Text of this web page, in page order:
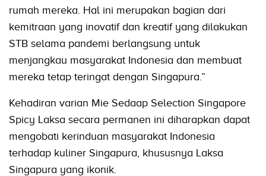
rumah mereka. Hal ini merupakan bagian dari
kemitraan yang inovatif dan kreatif yang dilakukan
STB selama pandemi berlangsung untuk
menjangkau masyarakat Indonesia dan membuat
mereka tetap teringat dengan Singapura.”
Kehadiran varian Mie Sedaap Selection Singapore
Spicy Laksa secara permanen ini diharapkan dapat
mengobati kerinduan masyarakat Indonesia
terhadap kuliner Singapura, khususnya Laksa
Singapura yang ikonik.